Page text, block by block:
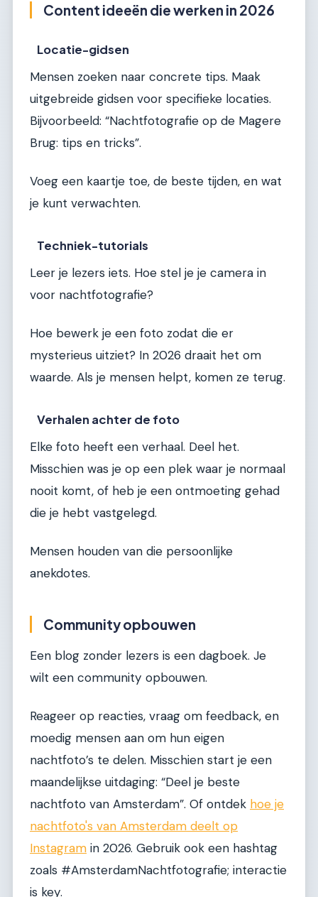
Content ideeën die werken in 2026
Locatie-gidsen
Mensen zoeken naar concrete tips. Maak
uitgebreide gidsen voor specifieke locaties.
Bijvoorbeeld: “Nachtfotografie op de Magere
Brug: tips en tricks”.
Voeg een kaartje toe, de beste tijden, en wat
je kunt verwachten.
Techniek-tutorials
Leer je lezers iets. Hoe stel je je camera in
voor nachtfotografie?
Hoe bewerk je een foto zodat die er
mysterieus uitziet? In 2026 draait het om
waarde. Als je mensen helpt, komen ze terug.
Verhalen achter de foto
Elke foto heeft een verhaal. Deel het.
Misschien was je op een plek waar je normaal
nooit komt, of heb je een ontmoeting gehad
die je hebt vastgelegd.
Mensen houden van die persoonlijke
anekdotes.
Community opbouwen
Een blog zonder lezers is een dagboek. Je
wilt een community opbouwen.
Reageer op reacties, vraag om feedback, en
moedig mensen aan om hun eigen
nachtfoto’s te delen. Misschien start je een
maandelijkse uitdaging: “Deel je beste
nachtfoto van Amsterdam”. Of ontdek hoe je
nachtfoto's van Amsterdam deelt op
Instagram in 2026. Gebruik ook een hashtag
zoals #AmsterdamNachtfotografie; interactie
is key.